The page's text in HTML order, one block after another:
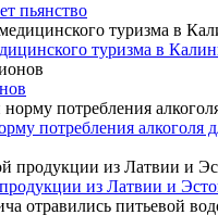
пьянство
туризма в
потребления алкоголя
из Латвии и